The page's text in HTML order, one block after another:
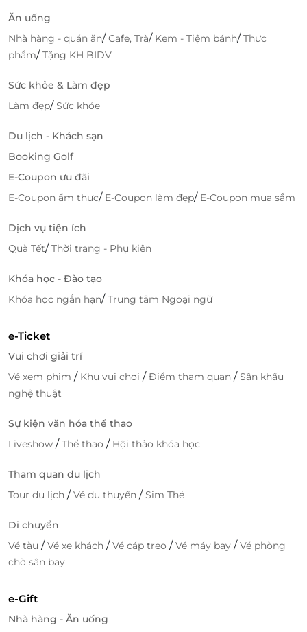
88 Trần Phú, Quận Ngô Quyền, Hải Phòng
207C Lạch Tray, Quận Ngô Quyền, Hải Phòng
118 - 120 Trần Nguyên Hãn, Quận Lê Trân, Hải Phòng
Cần Thơ
Lô 01, KDC Hưng Phú 1, P. Hưng Phú, Quận Cái Răng,
Cần Thơ
170 Nguyễn Văn Cừ, P. An Khánh, Quận Ninh Kiều,
Vĩnh Phúc
Soiva Plaza Me Linh, Quận Khai Hoang, Vĩnh Yên,
Vĩnh Phúc
Hòa Bình
TTTM Vincom Plaza, Đường Cù Chính Lan, Đồng
Tầng 3, Vincom Bắc Kan, Số 8A Đức Xuân, Bắc Kạn
Lào Cai
Ngã 6, Plot 26, Khu 13, P. Kim Tân, Lào Cai, Lào Cai
Lạng Sơn
Đường Cầu Kì Lừa, P. Chi Lăng, Lạng Sơn, Lạng Sơn
Bắc Giang
Tầng 1 TTTM Big C Bắc Giang, ngã 4 Hùng Vương
kéo dài, xã Tân Tiến, Bắc Giang, Bắc Giang
Phú Thọ
TTTM Big C Việt Trì, Nguyễn Tất Thành, P. Thanh
Lầu 3, Vincom Sơn La, Trường Chinh, P. Quyết
Thắng, Sơn La, Sơn La
Nam Định
TTTM Thiên Trường, Quận Lộc Hòa, Nam Định
Ăn uống
Nhà hàng - quán ăn/Cafe, Trà/ Kem - Tiệm bánh/Thực
phẩm/Tặng KH BIDV
Sức khỏe & Làm đẹp
Làm đẹp/Sức khỏe
Du lịch - Khách sạn
Booking Golf
E-Coupon ưu đãi
E-Coupon ẩm thực/ E-Coupon làm đẹp/ E-Coupon mua sắm
Dịch vụ tiện ích
Quà Tết/Thời trang - Phụ kiện
Khóa học - Đào tạo
Khóa học ngắn hạn/Trung tâm Ngoại ngữ
e-Ticket
Vui chơi giải trí
Vé xem phim / Khu vui chơi /Điểm tham quan /Sân khấu
nghệ thuật
Sự kiện văn hóa thể thao
Liveshow /Thể thao / Hội thảo khóa học
Tham quan du lịch
Tour du lịch /Vé du thuyền /Sim Thẻ
Di chuyển
Vé tàu /Vé xe khách /Vé cáp treo /Vé máy bay /Vé phòng
chờ sân bay
e-Gift
Nhà hàng - Ăn uống